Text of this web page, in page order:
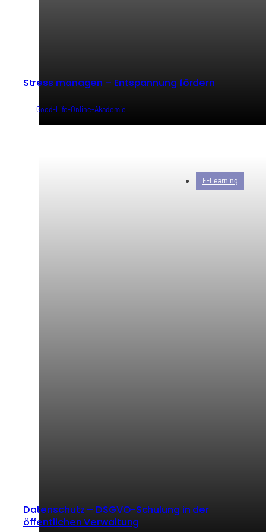
Stress managen – Entspannung fördern
Good-Life-Online-Akademie
Datenschutz – DSGVO-Schulung in der
öffentlichen Verwaltung
E-Learning